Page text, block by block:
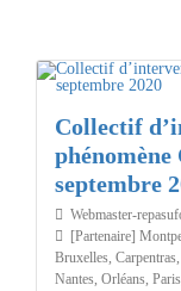
Collectif
septembre
Webmaster-
[Partenaire]
Bruxelles, Carpentras,
Nantes, Orléans, Paris